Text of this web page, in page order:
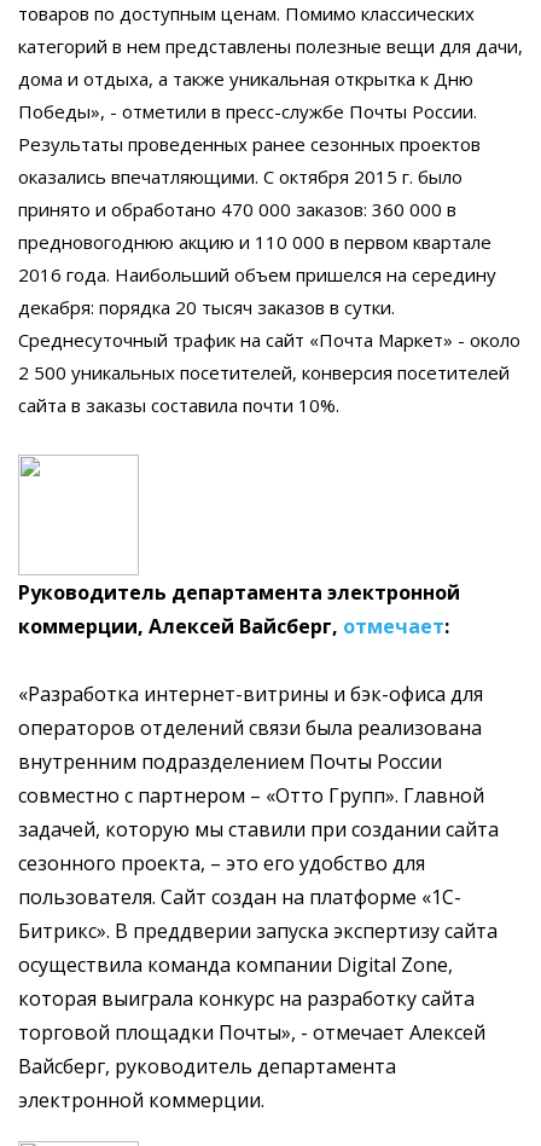
товаров по доступным ценам. Помимо классических
категорий в нем представлены полезные вещи для дачи,
дома и отдыха, а также уникальная открытка к Дню
Победы», - отметили в пресс-службе Почты России.
Результаты проведенных ранее сезонных проектов
оказались впечатляющими. С октября 2015 г. было
принято и обработано 470 000 заказов: 360 000 в
предновогоднюю акцию и 110 000 в первом квартале
2016 года. Наибольший объем пришелся на середину
декабря: порядка 20 тысяч заказов в сутки.
Среднесуточный трафик на сайт «Почта Маркет» - около
2 500 уникальных посетителей, конверсия посетителей
сайта в заказы составила почти 10%.
Руководитель департамента электронной
коммерции, Алексей Вайсберг, отмечает:
«Разработка интернет-витрины и бэк-офиса для
операторов отделений связи была реализована
внутренним подразделением Почты России
совместно с партнером – «Отто Групп». Главной
задачей, которую мы ставили при создании сайта
сезонного проекта, – это его удобство для
пользователя. Сайт создан на платформе «1С-
Битрикс». В преддверии запуска экспертизу сайта
осуществила команда компании Digital Zone,
которая выиграла конкурс на разработку сайта
торговой площадки Почты», - отмечает Алексей
Вайсберг, руководитель департамента
электронной коммерции.